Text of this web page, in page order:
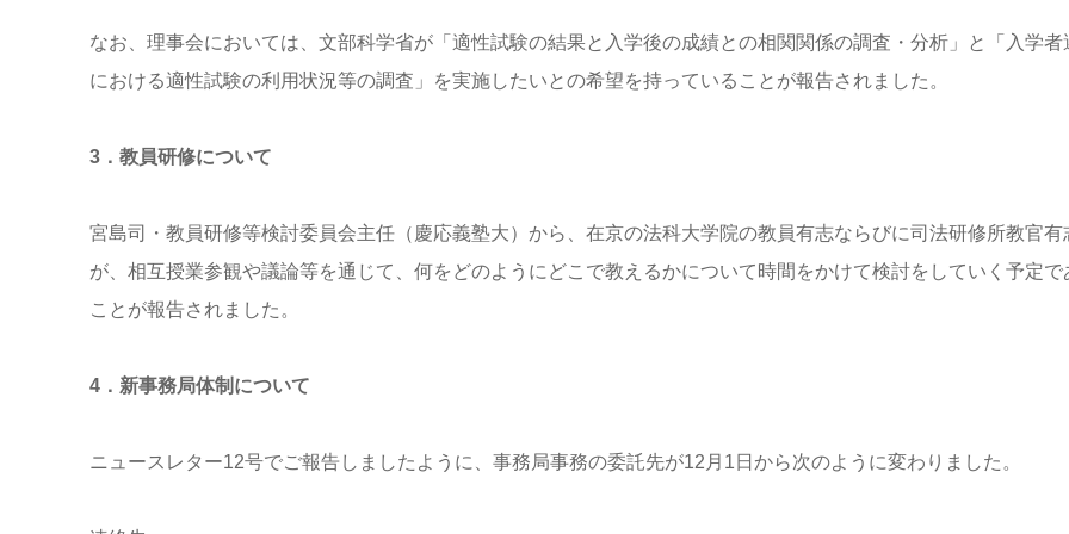
なお、理事会においては、文部科学省が「適性試験の結果と入学後の成績との相関関係の調査・分析」と「入学者
における適性試験の利用状況等の調査」を実施したいとの希望を持っていることが報告されました。
3．教員研修について
宮島司・教員研修等検討委員会主任（慶応義塾大）から、在京の法科大学院の教員有志ならびに司法研修所教官有
が、相互授業参観や議論等を通じて、何をどのようにどこで教えるかについて時間をかけて検討をしていく予定で
ことが報告されました。
4．新事務局体制について
ニュースレター12号でご報告しましたように、事務局事務の委託先が12月1日から次のように変わりました。